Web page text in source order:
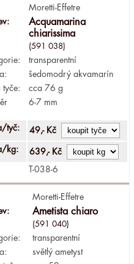
Moretti-Effetre
Acquamarina
chiarissima
(591 038)
transparentní
šedomodrý akvamarín
tyče:
cca 76 g
6-7 mm
tyč: 49,- Kč
kg: 639,- Kč
T-038-6
Moretti-Effetre
Ametista chiaro
(591 040)
transparentní
světlý ametyst